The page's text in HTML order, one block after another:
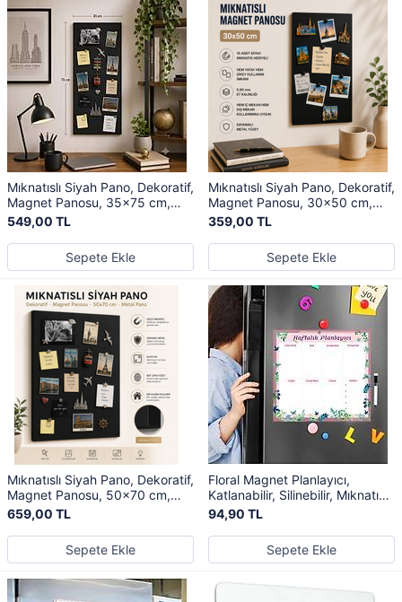
Mıknatıslı Siyah Pano, Dekoratif,
Magnet Panosu, 35x75 cm,
Metal Pano
549,00 TL
Sepete Ekle
Mıknatıslı Siyah Pano, Dekoratif,
Magnet Panosu, 30x50 cm,
Metal Pano
359,00 TL
Sepete Ekle
Mıknatıslı Siyah Pano, Dekoratif,
Magnet Panosu, 50x70 cm,
Metal Pano
659,00 TL
Sepete Ekle
Floral Magnet Planlayıcı,
Katlanabilir, Silinebilir, Mıknatıslı
Yazı Tahtası + 3 Kalem
94,90 TL
Sepete Ekle